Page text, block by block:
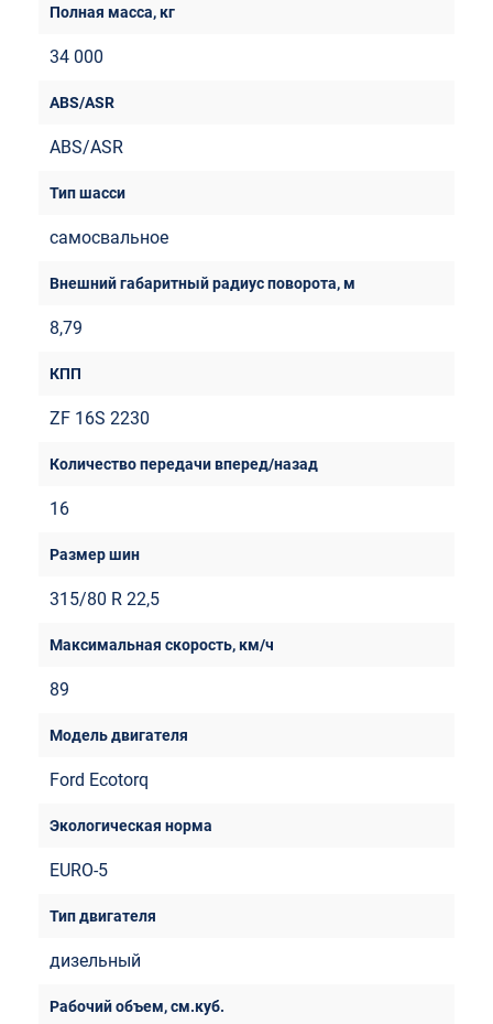
34 000
ABS/ASR
самосвальное
8,79
ZF 16S 2230
16
315/80 R 22,5
89
Ford Ecotorq
EURO-5
дизельный